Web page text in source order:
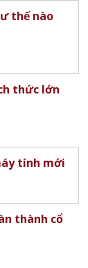
thế nào
thức lớn
tính mới
thành cổ